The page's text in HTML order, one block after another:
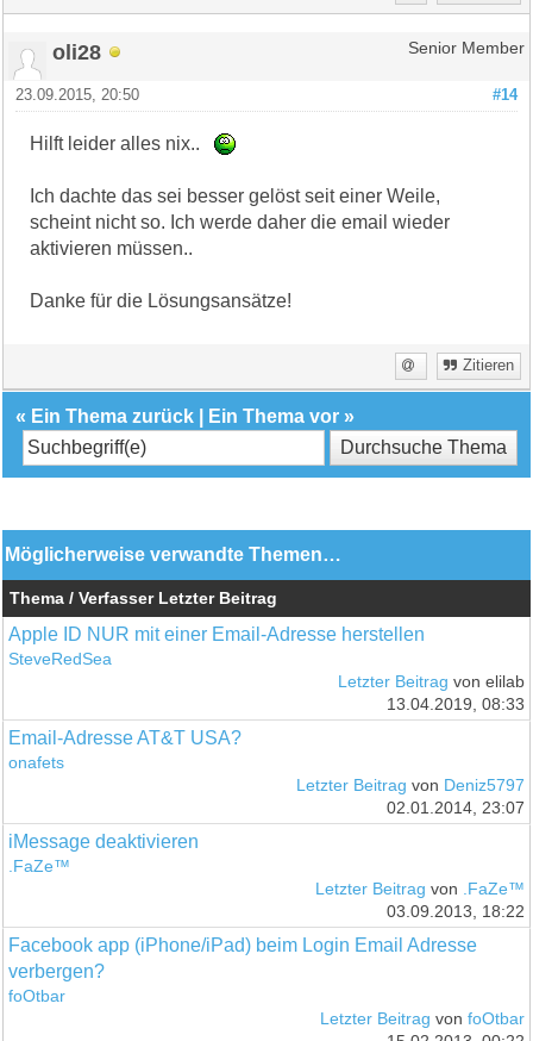
oli28 Senior Member
#14
23.09.2015, 20:50
Hilft leider alles nix..
Ich dachte das sei besser gelöst seit einer Weile,
scheint nicht so. Ich werde daher die email wieder
aktivieren müssen..
Danke für die Lösungsansätze!
Zitieren
« Ein Thema zurück Ein Thema vor »
Möglicherweise verwandte Themen…
Thema / Verfasser Letzter Beitrag
Apple ID NUR mit einer Email-Adresse herstellen
SteveRedSea
Letzter Beitrag von elilab
13.04.2019, 08:33
Email-Adresse AT&T USA?
onafets
Letzter Beitrag von Deniz5797
02.01.2014, 23:07
iMessage deaktivieren
.FaZe™
Letzter Beitrag von
.FaZe™
03.09.2013, 18:22
Facebook app (iPhone/iPad) beim Login Email Adresse
verbergen?
foOtbar
Letzter Beitrag von foOtbar